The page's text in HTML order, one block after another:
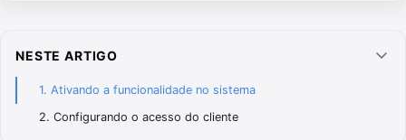
NESTE ARTIGO
1. Ativando a funcionalidade no sistema
2. Configurando o acesso do cliente